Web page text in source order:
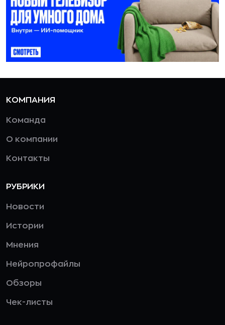
КОМПАНИЯ
Команда
О компании
Контакты
РУБРИКИ
Новости
Истории
Мнения
Нейропрофайлы
Обзоры
Чек-листы